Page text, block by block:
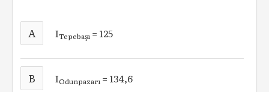
A ITepebaşı = 125
B IOdunpazarı = 134,6